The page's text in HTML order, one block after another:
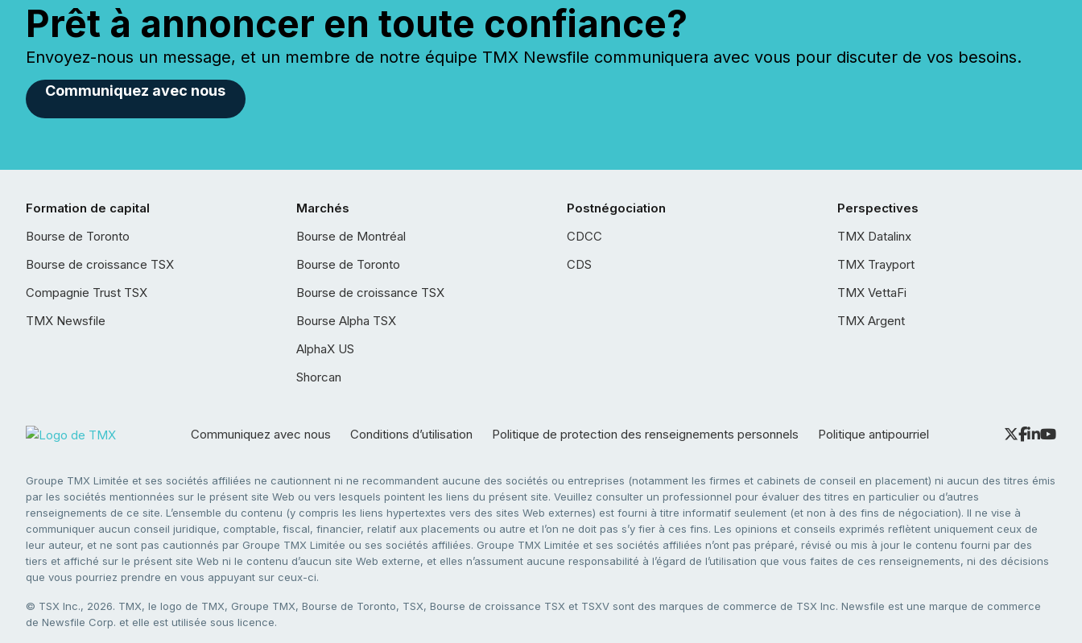
Prêt à annoncer en toute confiance?
Envoyez-nous un message, et un membre de notre équipe TMX Newsfile communiquera avec vous pour discuter de vos besoins.
Communiquez avec nous
Formation de capital
Bourse de Toronto
Bourse de croissance TSX
Compagnie Trust TSX
TMX Newsfile
Marchés
Bourse de Montréal
Bourse de Toronto
Bourse de croissance TSX
Bourse Alpha TSX
AlphaX US
Shorcan
Postnégociation
CDCC
CDS
Perspectives
TMX Datalinx
TMX Trayport
TMX VettaFi
TMX Argent
Communiquez avec nous Conditions d’utilisation Politique de protection des renseignements personnels Politique antipourriel
Groupe TMX Limitée et ses sociétés affiliées ne cautionnent ni ne recommandent aucune des sociétés ou entreprises (notamment les firmes et cabinets de conseil en placement) ni aucun des titres émis
par les sociétés mentionnées sur le présent site Web ou vers lesquels pointent les liens du présent site. Veuillez consulter un professionnel pour évaluer des titres en particulier ou d’autres
renseignements de ce site. L’ensemble du contenu (y compris les liens hypertextes vers des sites Web externes) est fourni à titre informatif seulement (et non à des fins de négociation). Il ne vise à
communiquer aucun conseil juridique, comptable, fiscal, financier, relatif aux placements ou autre et l’on ne doit pas s’y fier à ces fins. Les opinions et conseils exprimés reflètent uniquement ceux de
leur auteur, et ne sont pas cautionnés par Groupe TMX Limitée ou ses sociétés affiliées. Groupe TMX Limitée et ses sociétés affiliées n’ont pas préparé, révisé ou mis à jour le contenu fourni par des
tiers et affiché sur le présent site Web ni le contenu d’aucun site Web externe, et elles n’assument aucune responsabilité à l’égard de l’utilisation que vous faites de ces renseignements, ni des décisions
que vous pourriez prendre en vous appuyant sur ceux-ci.
© TSX Inc., 2026. TMX, le logo de TMX, Groupe TMX, Bourse de Toronto, TSX, Bourse de croissance TSX et TSXV sont des marques de commerce de TSX Inc. Newsfile est une marque de commerce
de Newsfile Corp. et elle est utilisée sous licence.